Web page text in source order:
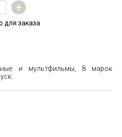
+
для заказа
и мультфильмы, 8 марок